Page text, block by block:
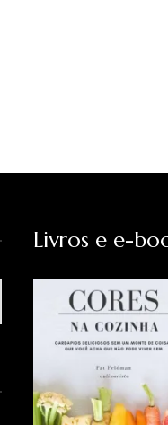
Livros e e-